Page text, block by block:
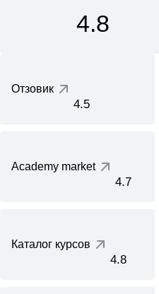
4.8
Отзовик
4.5
Academy market
4.7
Каталог курсов
4.8